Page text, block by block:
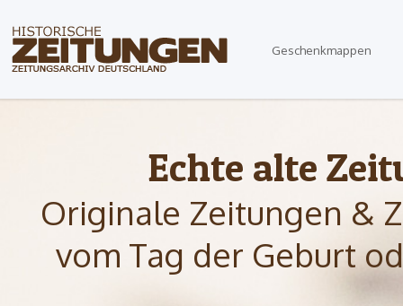
Geschenkmappen
Echte alte
Originale Zeitungen &
vom Tag der Geburt